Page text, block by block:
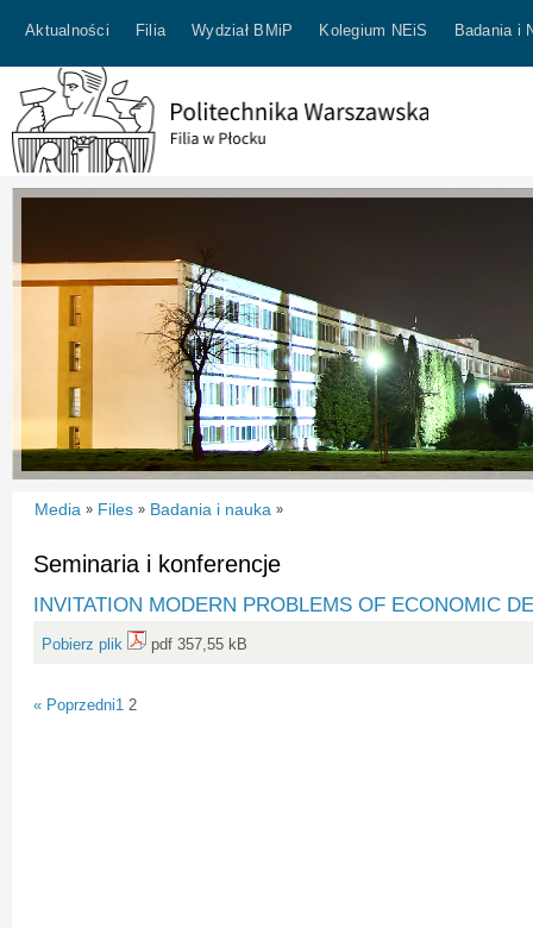
Aktualności Filia Wydział BMiP Kolegium NEiS Badania i
Media » Files » Badania i nauka »
Seminaria i konferencje
INVITATION MODERN PROBLEMS OF ECONOMIC
Pobierz plik pdf 357,55 kB
« Poprzedni1 2